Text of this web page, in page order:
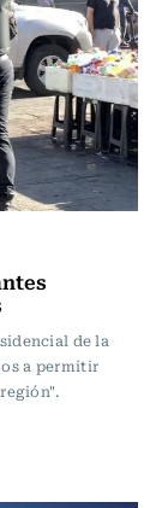
de la
a permitir